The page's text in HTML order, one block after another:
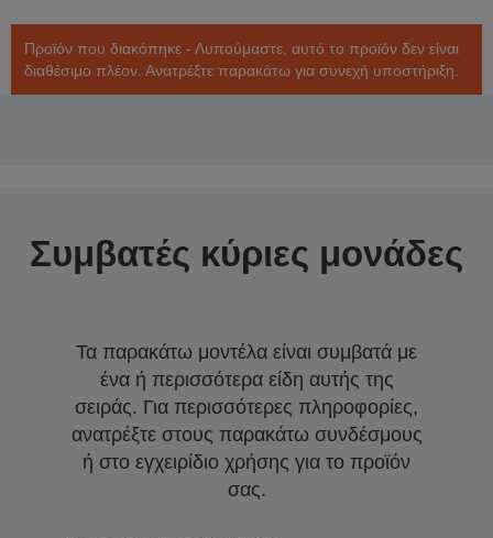
Προϊόν που διακόπηκε - Λυπούμαστε, αυτό το προϊόν δεν είναι
διαθέσιμο πλέον. Ανατρέξτε παρακάτω για συνεχή υποστήριξη.
Συμβατές κύριες μονάδες
Τα παρακάτω μοντέλα είναι συμβατά με
ένα ή περισσότερα είδη αυτής της
σειράς. Για περισσότερες πληροφορίες,
ανατρέξτε στους παρακάτω συνδέσμους
ή στο εγχειρίδιο χρήσης για το προϊόν
σας.